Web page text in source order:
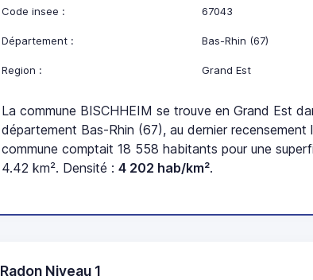
Code insee : 67043
Département : Bas-Rhin (67)
Region : Grand Est
La commune BISCHHEIM se trouve en Grand Est
département Bas-Rhin (67), au dernier recensement
commune comptait 18 558 habitants pour une
4.42 km². Densité :4 202 hab/km².
Radon Niveau 1